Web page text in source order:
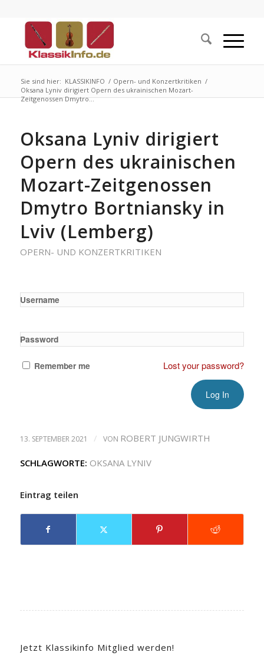
Sie sind hier: KLASSIKINFO / Opern- und Konzertkritiken /
Oksana Lyniv dirigiert Opern des ukrainischen Mozart-
Zeitgenossen Dmytro...
Oksana Lyniv dirigiert
Opern des ukrainischen
Mozart-Zeitgenossen
Dmytro Bortniansky in
Lviv (Lemberg)
OPERN- UND KONZERTKRITIKEN
Username
Password
Remember me Lost your password?
13. SEPTEMBER 2021 / VON ROBERT JUNGWIRTH
SCHLAGWORTE: OKSANA LYNIV
Eintrag teilen
Jetzt Klassikinfo Mitglied werden!